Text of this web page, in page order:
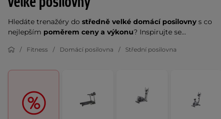
Hledáte trenažéry do středně velké domácí posilovnys co
nejlepším poměrem ceny a výkonu? Inspirujte se...
Fitness Domácí posilovna Střední posilovna